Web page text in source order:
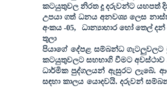
කටයුතුවල නිරත දූ දරුවන්ට යහපත්
උපයා ගත් ධනය අනවශ්‍ය ලෙස
අංකය -05,
ධාන්‍යාහාර හෝ තෙල්
තුලා
පියාගේ දේපළ සම්බන්ධ
කටයුතුවලට සහභාගි වීමට
ධාර්මික පුද්ගලයන් ඇසුරට ලැබේ.
සඳහා කාලය යොදවයි. දරුවන්